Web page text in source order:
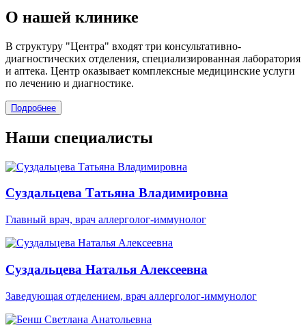
О нашей клинике
В структуру "Центра" входят три консультативно-
диагностических отделения, специализированная лаборатория
и аптека. Центр оказывает комплексные медицинские услуги
по лечению и диагностике.
Подробнее
Наши специалисты
Суздальцева Татьяна Владимировна
Главный врач, врач аллерголог-иммунолог
Суздальцева Наталья Алексеевна
Заведующая отделением, врач аллерголог-иммунолог